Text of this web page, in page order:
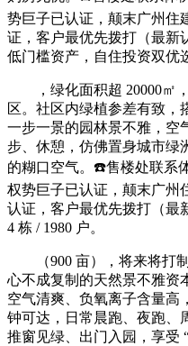
势巨子已认证，颠末广州住
证，客户最优先拨打（最新
低门槛资产，自住投资双优
，绿化面积超 20000㎡，
区。社区内绿植参差有致，
一步一景的园林景不雅，空
步、休憩，仿佛置身城市绿
的糊口空气。☎️售楼处联系
权势巨子已认证，颠末广州
认证，客户最优先拨打（最
4 栋 / 1980 户。
（900 亩），将来将打制
心不成复制的天然景不雅资
空气清爽、负氧离子含量高
钟可达，日常晨跑、夜跑、
推窗见绿、出门入园，享受